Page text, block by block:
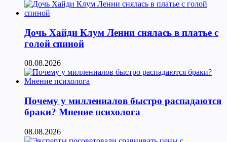
Дочь Хайди Клум Ленни снялась в платье с
голой спиной
08.08.2026
Почему у миллениалов быстро распадаются
браки? Мнение психолога
08.08.2026